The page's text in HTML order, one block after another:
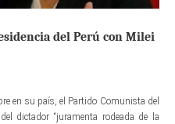
del Perú con Milei
en su país, el Partido Comunista del
dictador “juramenta rodeada de la